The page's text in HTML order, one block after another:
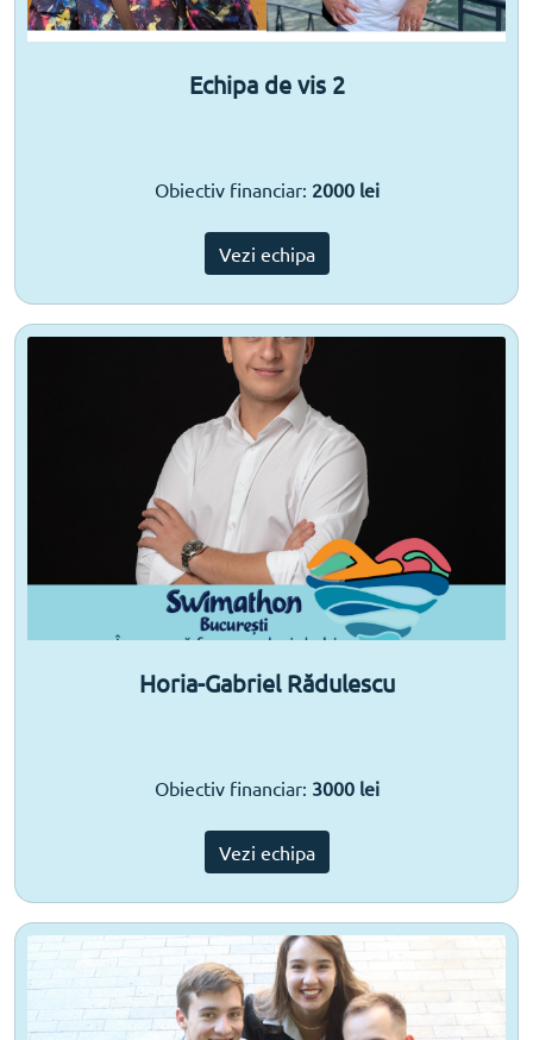
Echipa de vis 2
Obiectiv financiar: 2000 lei
Vezi echipa
Horia-Gabriel Rădulescu
Obiectiv financiar: 3000 lei
Vezi echipa